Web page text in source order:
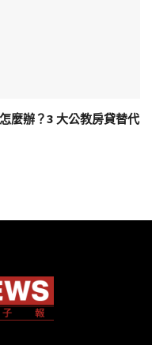
麼辦？3 大公教房貸替代